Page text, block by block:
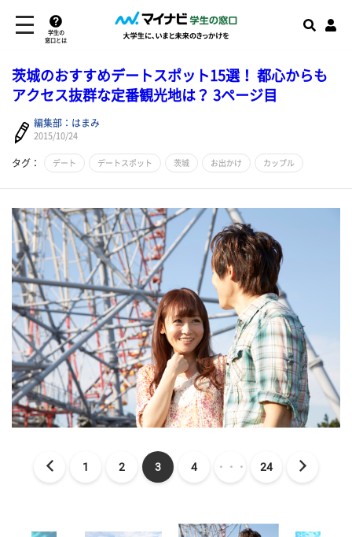
学生の
窓口とは
茨城のおすすめデートスポット15選！ 都心からも
アクセス抜群な定番観光地は？ 3ページ目
編集部：はまみ
2015/10/24
タグ： デート デートスポット 茨城 お出かけ カップル
1 2 3 4 ・・・ 24